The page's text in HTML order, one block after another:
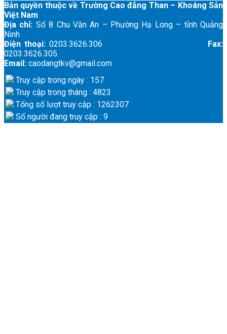
Bản quyền thuộc về Trường Cao đẳng Than – Khoáng Sản
Việt Nam
Địa chỉ: Số 8 Chu Văn An – Phường Hạ Long – tỉnh Quảng
Ninh
Điện thoại: 0203.3626.306 Fax:
0203.3626.305.
Email: caodangtkv@gmail.com
Truy cập trong ngày : 157
Truy cập trong tháng : 4823
Tổng số lượt truy cập : 1262307
Số người đang truy cập : 9